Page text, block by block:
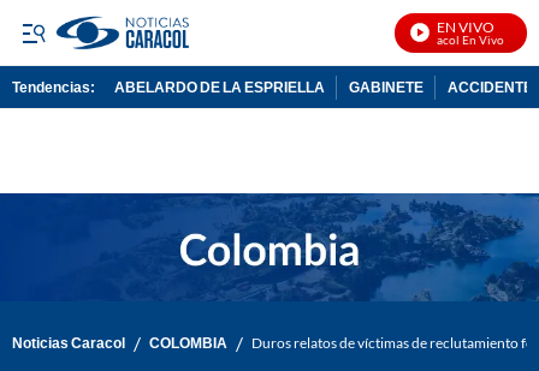
EN VIVO
Noticias Caracol En Vivo
Tendencias: ABELARDO DE LA ESPRIELLA GABINETE ACCIDENTE
Noticias Caracol / COLOMBIA / Duros relatos de víctimas de reclutamiento